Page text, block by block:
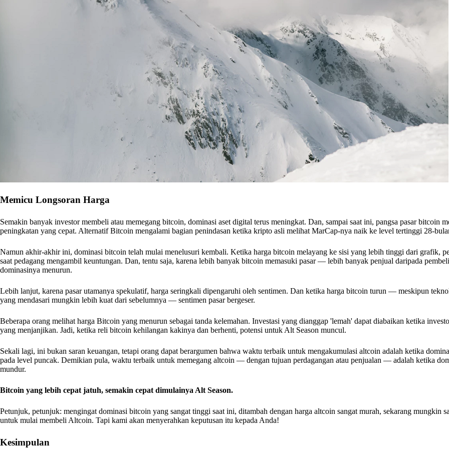
Memicu Longsoran Harga
Semakin banyak investor membeli atau memegang bitcoin, dominasi aset digital terus meningkat. Dan, sampai saat ini, pangsa pasar bitcoin
peningkatan yang cepat. Alternatif Bitcoin mengalami bagian penindasan ketika kripto asli melihat MarCap-nya naik ke level tertinggi 28-
Namun akhir-akhir ini, dominasi bitcoin telah mulai menelusuri kembali. Ketika harga bitcoin melayang ke sisi yang lebih tinggi dari grafik,
saat pedagang mengambil keuntungan. Dan, tentu saja, karena lebih banyak bitcoin memasuki pasar — lebih banyak penjual daripada
dominasinya menurun.
Lebih lanjut, karena pasar utamanya spekulatif, harga seringkali dipengaruhi oleh sentimen. Dan ketika harga bitcoin turun — meskipun
yang mendasari mungkin lebih kuat dari sebelumnya — sentimen pasar bergeser.
Beberapa orang melihat harga Bitcoin yang menurun sebagai tanda kelemahan. Investasi yang dianggap 'lemah' dapat diabaikan ketika
yang menjanjikan. Jadi, ketika reli bitcoin kehilangan kakinya dan berhenti, potensi untuk Alt Season muncul.
Sekali lagi, ini bukan saran keuangan, tetapi orang dapat berargumen bahwa waktu terbaik untuk mengakumulasi altcoin adalah ketika
pada level puncak. Demikian pula, waktu terbaik untuk memegang altcoin — dengan tujuan perdagangan atau penjualan — adalah ketika
mundur.
Bitcoin yang lebih cepat jatuh, semakin cepat dimulainya Alt Season.
Petunjuk, petunjuk: mengingat dominasi bitcoin yang sangat tinggi saat ini, ditambah dengan harga altcoin sangat murah, sekarang mungkin
untuk mulai membeli Altcoin. Tapi kami akan menyerahkan keputusan itu kepada Anda!
Kesimpulan